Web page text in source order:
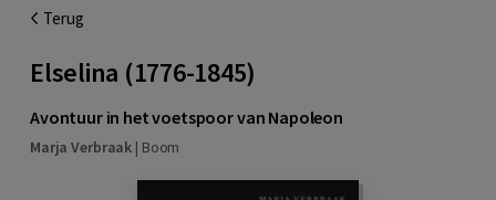
Terug
Elselina (1776-1845)
Avontuur in het voetspoor van Napoleon
Marja Verbraak | Boom